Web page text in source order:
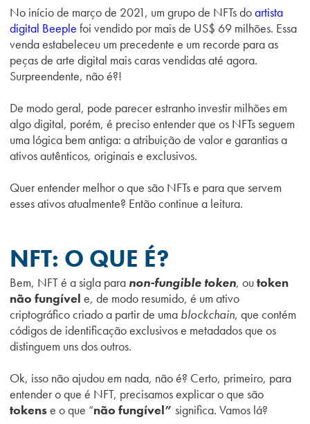
No início de março de 2021, um grupo de NFTs doartista
digital Beeple foi vendido por mais de US$ 69 milhões. Essa
venda estabeleceu um precedente e um recorde para as
peças de arte digital mais caras vendidas até agora.
Surpreendente, não é?!
De modo geral, pode parecer estranho investir milhões em
algo digital, porém, é preciso entender que os NFTs seguem
uma lógica bem antiga: a atribuição de valor e garantias a
ativos autênticos, originais e exclusivos.
Quer entender melhor o que são NFTs e para que servem
esses ativos atualmente? Então continue a leitura.
NFT: O QUE É?
Bem, NFT é a sigla para non-fungible token, outoken
não fungível e, de modo resumido, é um ativo
criptográfico criado a partir de uma blockchain, que contém
códigos de identificação exclusivos e metadados que os
distinguem uns dos outros.
Ok, isso não ajudou em nada, não é? Certo, primeiro, para
entender o que é NFT, precisamos explicar o que são
tokense o que “não fungível” significa. Vamos lá?